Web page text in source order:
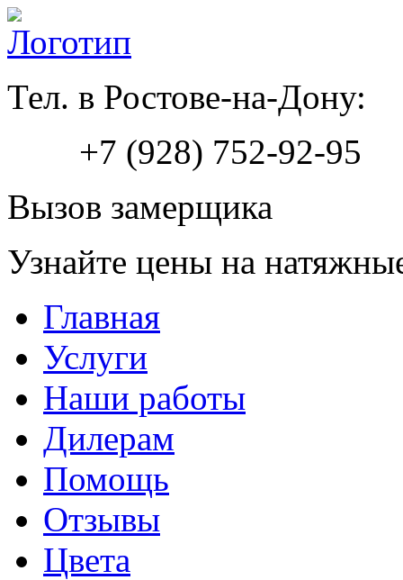
Тел. в Ростове-на-Дону:
+7 (928) 752-92-95
Вызов замерщика
Узнайте цены на
Главная
Услуги
Наши работы
Дилерам
Помощь
Отзывы
Цвета